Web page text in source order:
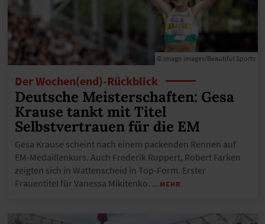
© imago images/Beautiful Sports
Der Wochen(end)-Rückblick
Deutsche Meisterschaften: Gesa
Krause tankt mit Titel
Selbstvertrauen für die EM
Gesa Krause scheint nach einem packenden Rennen auf
EM-Medaillenkurs. Auch Frederik Ruppert, Robert Farken
zeigten sich in Wattenscheid in Top-Form. Erster
Frauentitel für Vanessa Mikitenko. …MEHR